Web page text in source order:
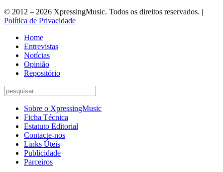
© 2012 – 2026 XpressingMusic. Todos os direitos reservados. |
Política de Privacidade
Home
Entrevistas
Notícias
Opinião
Repositório
Sobre o XpressingMusic
Ficha Técnica
Estatuto Editorial
Contacte-nos
Links Úteis
Publicidade
Parceiros